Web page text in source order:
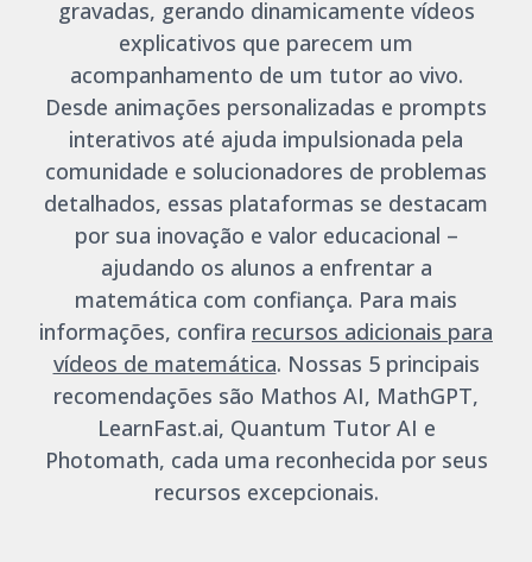
gravadas, gerando dinamicamente vídeos
explicativos que parecem um
acompanhamento de um tutor ao vivo.
Desde animações personalizadas e prompts
interativos até ajuda impulsionada pela
comunidade e solucionadores de problemas
detalhados, essas plataformas se destacam
por sua inovação e valor educacional –
ajudando os alunos a enfrentar a
matemática com confiança. Para mais
informações, confira recursos adicionais para
vídeos de matemática. Nossas 5 principais
recomendações são Mathos AI, MathGPT,
LearnFast.ai, Quantum Tutor AI e
Photomath, cada uma reconhecida por seus
recursos excepcionais.